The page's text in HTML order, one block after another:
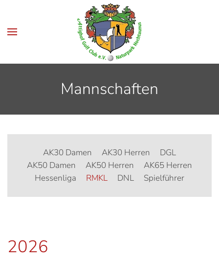
Zum Hauptinhalt springen
JETZT MITGLIED
WERDEN
Und alle Vorteile nutzen
Mannschaften
AK30 Damen AK30 Herren
DGL
AK50 Damen
AK50 Herren
AK65 Herren
Hessenliga
RMKL DNL Spielführer
2026